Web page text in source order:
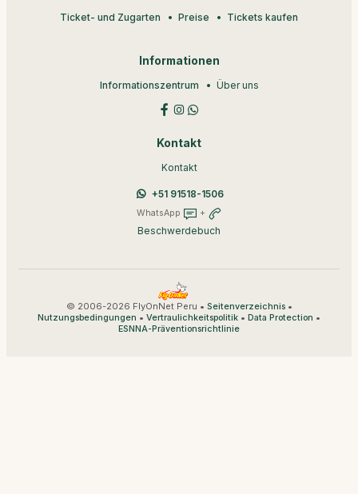
Ticket- und Zugarten Preise Tickets kaufen
Informationen
Informationszentrum Über uns
Kontakt
Kontakt
+51 91518-1506
WhatsApp +
Beschwerdebuch
© 2006-2026 FlyOnNet Peru • Seitenverzeichnis•
Nutzungsbedingungen • Vertraulichkeitspolitik • Data Protection •
ESNNA-Präventionsrichtlinie